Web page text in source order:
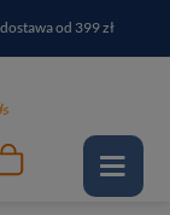
od 399 zł
i odbierz RABAT